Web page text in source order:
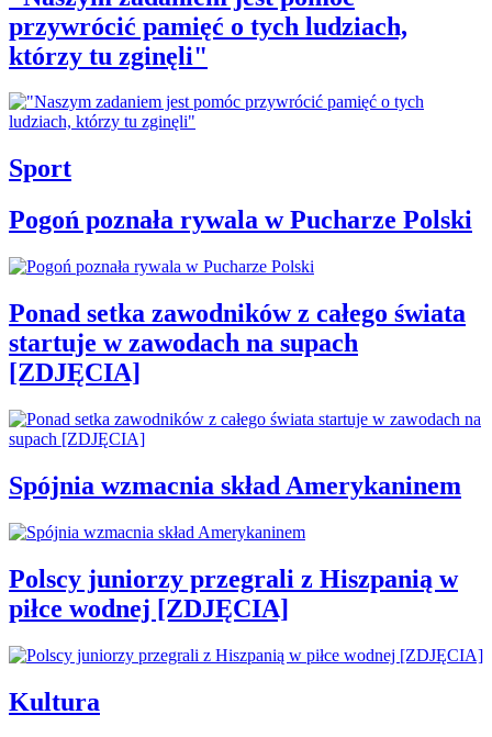
przywrócić pamięć o tych ludziach,
którzy tu zginęli"
Sport
Pogoń poznała rywala w Pucharze Polski
Ponad setka zawodników z całego świata
startuje w zawodach na supach
[ZDJĘCIA]
Spójnia wzmacnia skład Amerykaninem
Polscy juniorzy przegrali z Hiszpanią w
piłce wodnej [ZDJĘCIA]
Kultura